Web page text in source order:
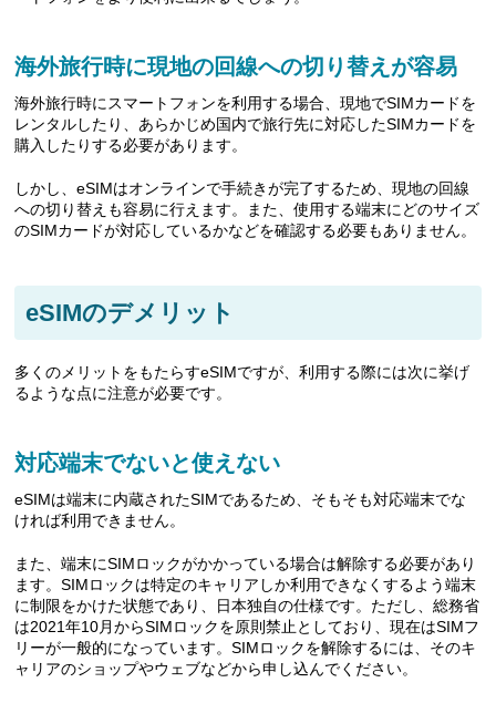
海外旅行時に現地の回線への切り替えが容易
海外旅行時にスマートフォンを利用する場合、現地でSIMカードを
レンタルしたり、あらかじめ国内で旅行先に対応したSIMカードを
購入したりする必要があります。
しかし、eSIMはオンラインで手続きが完了するため、現地の回線
への切り替えも容易に行えます。また、使用する端末にどのサイズ
のSIMカードが対応しているかなどを確認する必要もありません。
eSIMのデメリット
多くのメリットをもたらすeSIMですが、利用する際には次に挙げ
るような点に注意が必要です。
対応端末でないと使えない
eSIMは端末に内蔵されたSIMであるため、そもそも対応端末でな
ければ利用できません。
また、端末にSIMロックがかかっている場合は解除する必要があり
ます。SIMロックは特定のキャリアしか利用できなくするよう端末
に制限をかけた状態であり、日本独自の仕様です。ただし、総務省
は2021年10月からSIMロックを原則禁止としており、現在はSIMフ
リーが一般的になっています。SIMロックを解除するには、そのキ
ャリアのショップやウェブなどから申し込んでください。